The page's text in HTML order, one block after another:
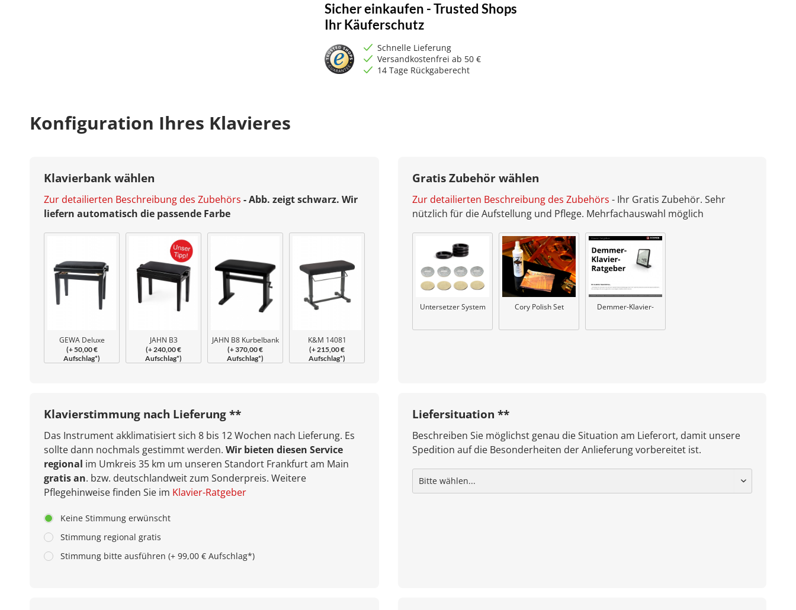
Sicher einkaufen - Trusted Shops
Ihr Käuferschutz
Schnelle Lieferung
Versandkostenfrei ab 50 €
14 Tage Rückgaberecht
Konfiguration Ihres Klavieres
Klavierbank wählen
Zur detailierten Beschreibung des Zubehörs - Abb. zeigt schwarz. Wir
liefern automatisch die passende Farbe
GEWA Deluxe
Klavierbank
(+ 50,00 €
Aufschlag*)
JAHN B3
Beethovenbank
(+ 240,00 €
Aufschlag*)
JAHN B8 Kurbelbank
(+ 370,00 €
Aufschlag*)
K&M 14081
Klavierbank Uplift
(+ 215,00 €
Aufschlag*)
Gratis Zubehör wählen
Zur detailierten Beschreibung des Zubehörs - Ihr Gratis Zubehör. Sehr
nützlich für die Aufstellung und Pflege. Mehrfachauswahl möglich
Untersetzer System Cory Polish Set
Demmer-Klavier-
Klavierstimmung nach Lieferung **
Das Instrument akklimatisiert sich 8 bis 12 Wochen nach Lieferung. Es
sollte dann nochmals gestimmt werden. Wir bieten diesen Service
regional im Umkreis 35 km um unseren Standort Frankfurt am Main
gratis an. bzw. deutschlandweit zum Sonderpreis. Weitere
Pflegehinweise finden Sie im Klavier-Ratgeber
Keine Stimmung erwünscht
Stimmung regional gratis
Stimmung bitte ausführen (+ 99,00 € Aufschlag*)
Liefersituation **
Beschreiben Sie möglichst genau die Situation am Lieferort, damit unsere
Spedition auf die Besonderheiten der Anlieferung vorbereitet ist.